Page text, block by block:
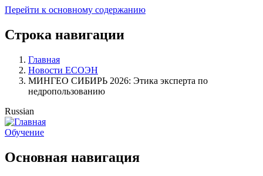
Перейти к основному содержанию
Строка навигации
Главная
Новости ЕСОЭН
МИНГЕО СИБИРЬ 2026: Этика эксперта по
недропользованию
Russian
Обучение
Основная навигация